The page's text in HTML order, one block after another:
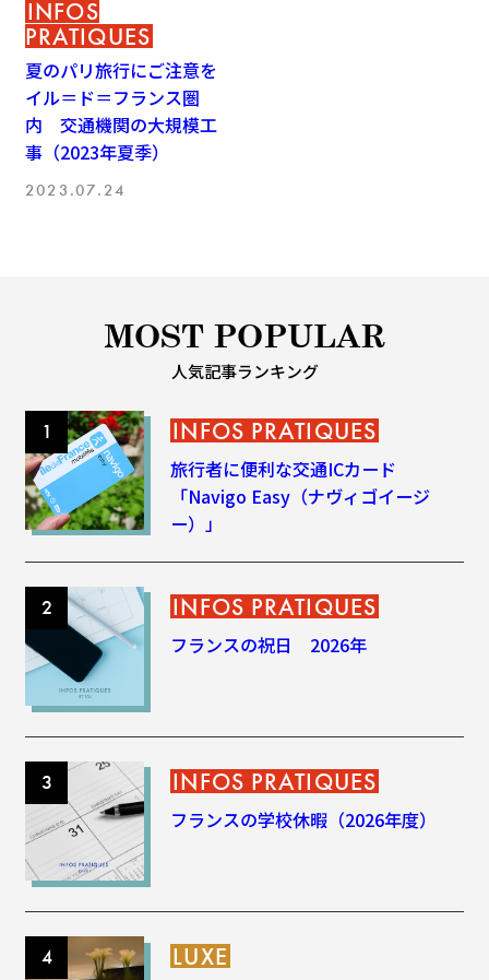
INFOS
PRATIQUES
夏のパリ旅行にご注意を
イル＝ド＝フランス圏
内 交通機関の大規模工
事（2023年夏季）
2023.07.24
MOST POPULAR
人気記事ランキング
INFOS PRATIQUES
旅行者に便利な交通ICカード
「Navigo Easy（ナヴィゴイージ
ー）」
INFOS PRATIQUES
フランスの祝日 2026年
INFOS PRATIQUES
フランスの学校休暇（2026年度）
LUXE